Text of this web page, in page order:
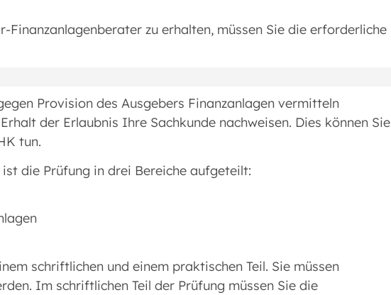
Finanzanlagenberater zu erhalten, müssen Sie die erforderliche
Provision des Ausgebers Finanzanlagen vermitteln
der Erlaubnis Ihre Sachkunde nachweisen. Dies können Sie
tun.
die Prüfung in drei Bereiche aufgeteilt:
schriftlichen und einem praktischen Teil. Sie müssen
Im schriftlichen Teil der Prüfung müssen Sie die